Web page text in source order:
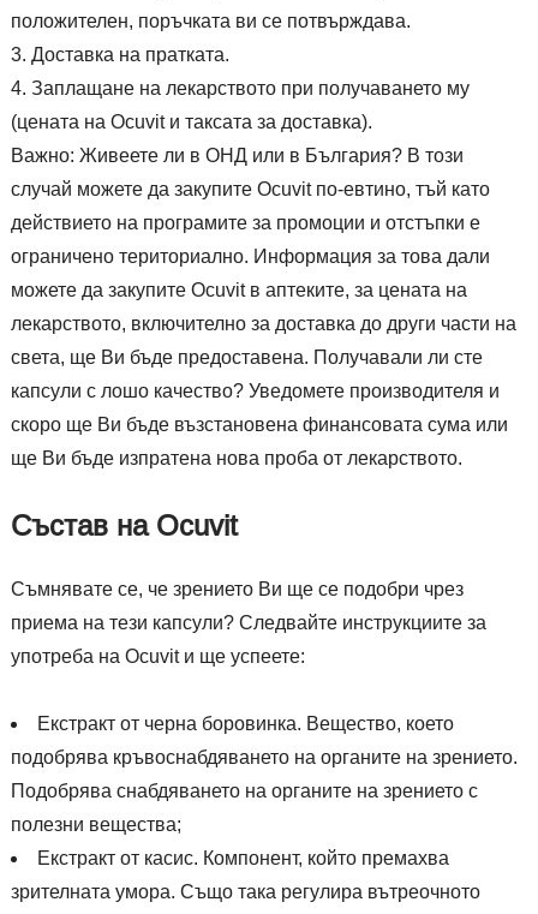
положителен, поръчката ви се потвърждава.
Доставка на пратката.
Заплащане на лекарството при получаването му
(цената на Ocuvit и таксата за доставка).
Важно: Живеете ли в ОНД или в България? В този
случай можете да закупите Ocuvit по-евтино, тъй като
действието на програмите за промоции и отстъпки е
ограничено териториално. Информация за това дали
можете да закупите Ocuvit в аптеките, за цената на
лекарството, включително за доставка до други части на
света, ще Ви бъде предоставена. Получавали ли сте
капсули с лошо качество? Уведомете производителя и
скоро ще Ви бъде възстановена финансовата сума или
ще Ви бъде изпратена нова проба от лекарството.
Състав на Ocuvit
Съмнявате се, че зрението Ви ще се подобри чрез
приема на тези капсули? Следвайте инструкциите за
употреба на Ocuvit и ще успеете:
Екстракт от черна боровинка. Вещество, което
подобрява кръвоснабдяването на органите на зрението.
Подобрява снабдяването на органите на зрението с
полезни вещества;
Екстракт от касис. Компонент, който премахва
зрителната умора. Също така регулира вътреочното